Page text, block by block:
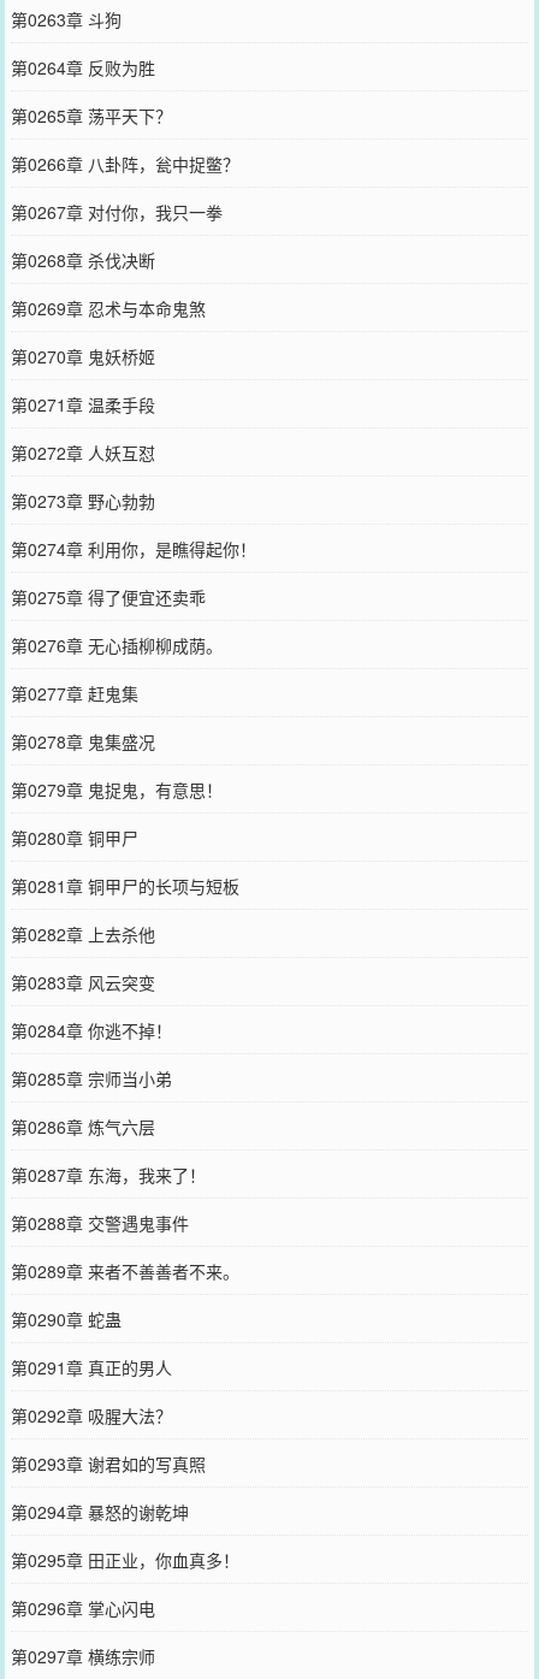
第0263章 斗狗
第0264章 反败为胜
第0265章 荡平天下？
第0266章 八卦阵，瓮中捉鳖？
第0267章 对付你，我只一拳
第0268章 杀伐决断
第0269章 忍术与本命鬼煞
第0270章 鬼妖桥姬
第0271章 温柔手段
第0272章 人妖互怼
第0273章 野心勃勃
第0274章 利用你，是瞧得起你！
第0275章 得了便宜还卖乖
第0276章 无心插柳柳成荫。
第0277章 赶鬼集
第0278章 鬼集盛况
第0279章 鬼捉鬼，有意思！
第0280章 铜甲尸
第0281章 铜甲尸的长项与短板
第0282章 上去杀他
第0283章 风云突变
第0284章 你逃不掉！
第0285章 宗师当小弟
第0286章 炼气六层
第0287章 东海，我来了！
第0288章 交警遇鬼事件
第0289章 来者不善善者不来。
第0290章 蛇蛊
第0291章 真正的男人
第0292章 吸腥大法？
第0293章 谢君如的写真照
第0294章 暴怒的谢乾坤
第0295章 田正业，你血真多！
第0296章 掌心闪电
第0297章 横练宗师